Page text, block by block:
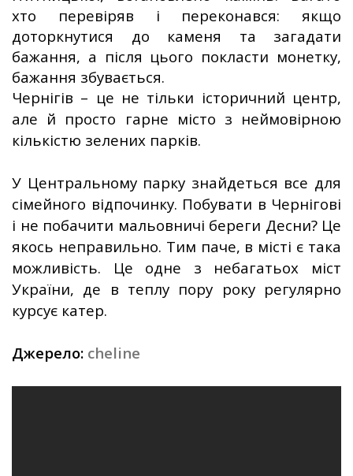
хто перевіряв і переконався: якщо
доторкнутися до каменя та загадати
бажання, а після цього покласти монетку,
бажання збувається.
Чернігів – це не тільки історичний центр,
але й просто гарне місто з неймовірною
кількістю зелених парків.
У Центральному парку знайдеться все для
сімейного відпочинку. Побувати в Чернігові
і не побачити мальовничі береги Десни? Це
якось неправильно. Тим паче, в місті є така
можливість. Це одне з небагатьох міст
України, де в теплу пору року регулярно
курсує катер.
Джерело: cheline